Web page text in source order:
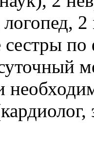
логопед,